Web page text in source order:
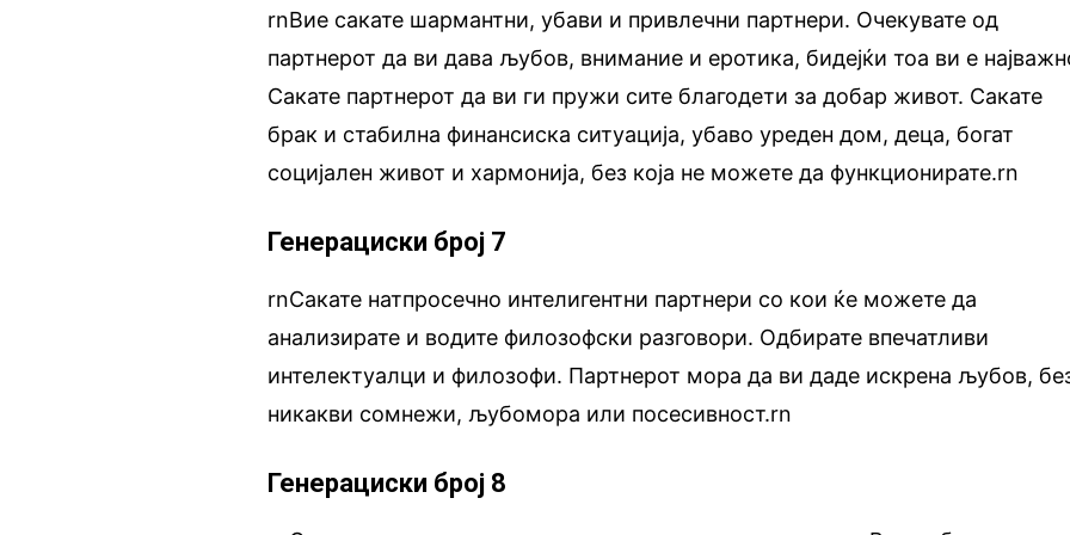
rnВие сакате шармантни, убави и привлечни партнери. Очекувате од
партнерот да ви дава љубов, внимание и еротика, бидејќи тоа ви е
Сакате партнерот да ви ги пружи сите благодети за добар живот. Сакате
брак и стабилна финансиска ситуација, убаво уреден дом, деца, богат
социјален живот и хармонија, без која не можете да функционирате.rn
Генерациски број 7
rnСакате натпросечно интелигентни партнери со кои ќе можете да
анализирате и водите филозофски разговори. Одбирате впечатливи
интелектуалци и филозофи. Партнерот мора да ви даде искрена љубов,
никакви сомнежи, љубомора или посесивност.rn
Генерациски број 8